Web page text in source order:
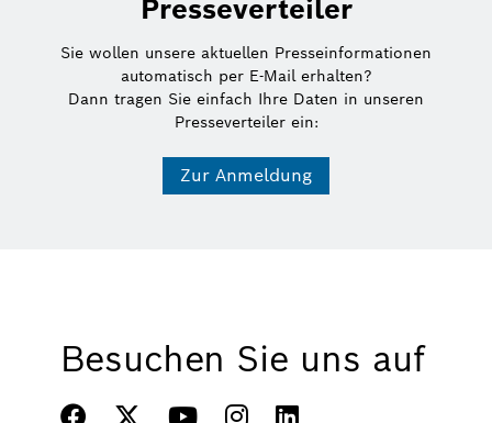
Presseverteiler
Sie wollen unsere aktuellen Presseinformationen
automatisch per E-Mail erhalten?
Dann tragen Sie einfach Ihre Daten in unseren
Presseverteiler ein:
Zur Anmeldung
Besuchen Sie uns auf